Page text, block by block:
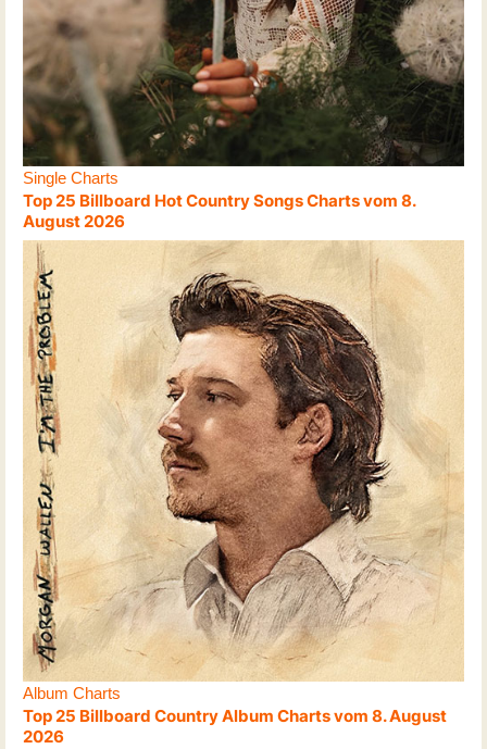
Single Charts
Top 25 Billboard Hot Country Songs Charts vom 8.
August 2026
Album Charts
Top 25 Billboard Country Album Charts vom 8. August
2026